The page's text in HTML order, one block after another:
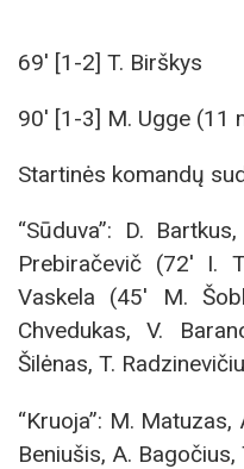
69′ [1-2] T. Birškys
90′ [1-3] M. Ugge (11
Startinės komandų
“Sūduva”: D.
Prebiračevič (72′ I.
Vaskela (45′ M.
Chvedukas, V.
Šilėnas, T.
“Kruoja”: M.
Beniušis, A.